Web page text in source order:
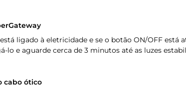
ligado à eletricidade e se o botão ON/OFF está
lo e aguarde cerca de 3 minutos até as luzes
cabo ótico